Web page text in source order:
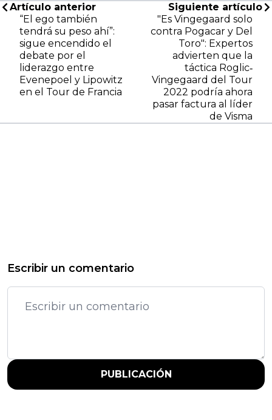
Artículo anterior
“El ego también
tendrá su peso ahí”:
sigue encendido el
debate por el
liderazgo entre
Evenepoel y Lipowitz
en el Tour de Francia
Siguiente artículo
"Es Vingegaard solo
contra Pogacar y Del
Toro": Expertos
advierten que la
táctica Roglic‐
Vingegaard del Tour
2022 podría ahora
pasar factura al líder
de Visma
Escribir un comentario
PUBLICACIÓN